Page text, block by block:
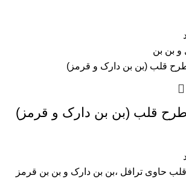
قلب (بن بن دارک و قرمز)
حاوی ترافل ،بن بن دارک و بن بن قرمز